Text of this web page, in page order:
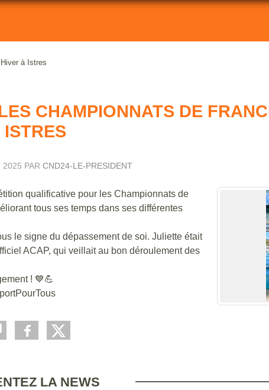
à Istres
CHAMPIONNATS DE
ISTRES
2025 PAR CND24-LE-PRESIDENT
qualificative pour les Championnats de
tous ses temps dans ses différentes
le signe du dépassement de soi. Juliette était
ACAP, qui veillait au bon déroulement des
! 💙💪
LA NEWS